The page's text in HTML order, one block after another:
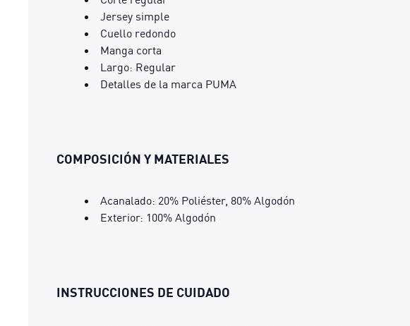
Jersey simple
Cuello redondo
Manga corta
Largo: Regular
Detalles de la marca PUMA
COMPOSICIÓN Y MATERIALES
Acanalado: 20% Poliéster, 80% Algodón
Exterior: 100% Algodón
INSTRUCCIONES DE CUIDADO